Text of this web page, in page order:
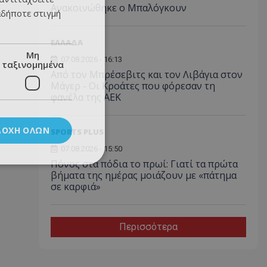
Ανακοινώθηκε ο Μπαλόγκουν
ΕΛΛΑΔΑ
07.08.2026 - 16:13
Από τον Μπρέσεβιτς και τον Λιβάγια στον
Μάγερ - Οι Κροάτες που φόρεσαν τη
φανέλα της ΑΕΚ
SPORTS PLUS
07.08.2026 - 15:50
Πόνος στα πόδια το πρωί: Γιατί τα πρώτα
βήματα της ημέρας μοιάζουν με «πάτημα
σε καρφιά»
Περισσότερα
στιγμή
Μη
ταξινομημένα
ΌΛΩΝ